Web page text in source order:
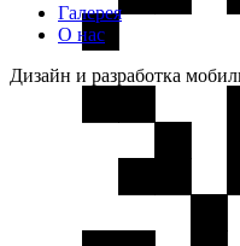
Галерея
О нас
Дизайн и разработка